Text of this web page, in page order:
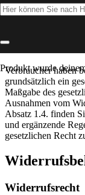
Produktwurde
Widerrufsrecht
Verbraucher haben
grundsätzlich ein
Maßgabe des
Ausnahmen vom
Absatz 1.4. finden
und ergänzende
gesetzlichen Recht
Widerrufsrecht